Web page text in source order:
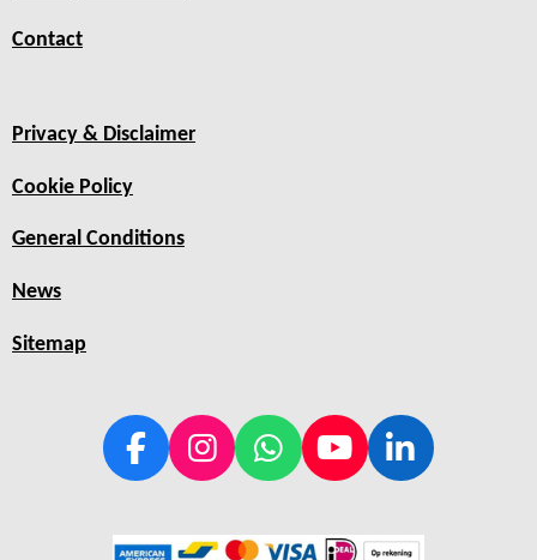
Contact
Privacy & Disclaimer
Cookie Policy
General Conditions
News
Sitemap
F
I
W
Y
L